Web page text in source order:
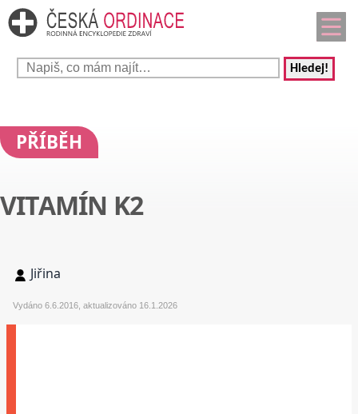
Hledej!
PŘÍBĚH
VITAMÍN K2
Jiřina
Vydáno 6.6.2016, aktualizováno 16.1.2026